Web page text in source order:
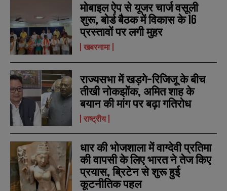
मोबाइल ऐप से यूजर चार्ज वसूली
शुरू, बोर्ड बैठक में विकास के 16
प्रस्तावों पर लगी मुहर
खबरनामा
राज्यसभा में खड़गे-रिजिजू के बीच
तीखी नोकझोंक, अमित शाह के
बयान की मांग पर बढ़ा गतिरोध
राष्ट्रीय
धार की भोजशाला में वाग्देवी प्रतिमा
की वापसी के लिए भारत ने तेज किए
प्रयास, ब्रिटेन से शुरू हुई
कूटनीतिक पहल